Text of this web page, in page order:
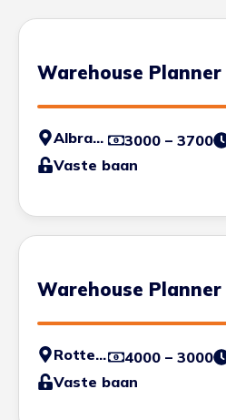
Warehouse Planner
Albrandswaard 3000 – 3700
Vaste baan
Warehouse Planner
Rotterdam 4000 – 3000
Vaste baan